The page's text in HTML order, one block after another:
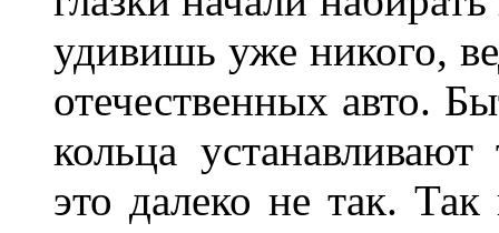
удивишь уже никого,
отечественных авто.
кольца
это далеко не так. Так